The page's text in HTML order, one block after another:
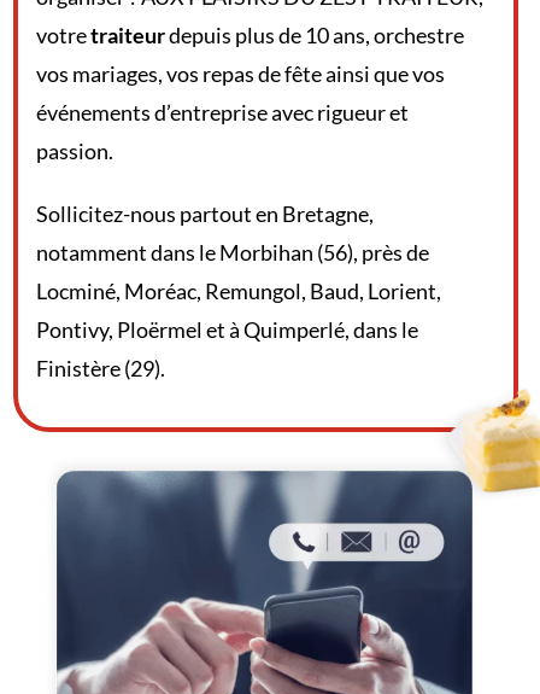
votretraiteurdepuis plus de 10 ans, orchestre
vos mariages, vos repas de fête ainsi que vos
événements d’entreprise avec rigueur et
passion.
Sollicitez-nous partout en Bretagne,
notamment dans le Morbihan (56), près de
Locminé, Moréac, Remungol, Baud, Lorient,
Pontivy, Ploërmel et à Quimperlé, dans le
Finistère (29).